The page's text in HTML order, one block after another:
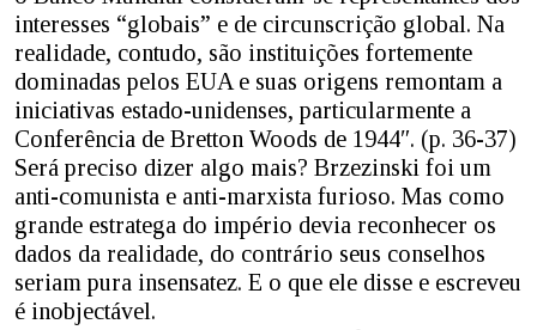
interesses “globais” e de circunscrição global. Na
realidade, contudo, são instituições fortemente
dominadas pelos EUA e suas origens remontam a
iniciativas estado-unidenses, particularmente a
Conferência de Bretton Woods de 1944″. (p. 36-37)
Será preciso dizer algo mais? Brzezinski foi um
anti-comunista e anti-marxista furioso. Mas como
grande estratega do império devia reconhecer os
dados da realidade, do contrário seus conselhos
seriam pura insensatez. E o que ele disse e escreveu
é inobjectável.